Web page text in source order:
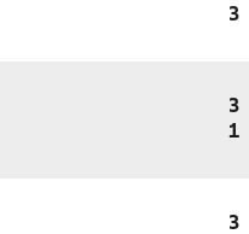
3
3
1
3